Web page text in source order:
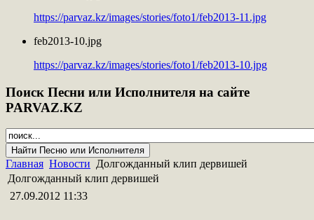
https://parvaz.kz/images/stories/foto1/feb2013-11.jpg
feb2013-10.jpg
https://parvaz.kz/images/stories/foto1/feb2013-10.jpg
Поиск Песни или Исполнителя на сайте
PARVAZ.KZ
Главная Новости Долгожданный клип дервишей
Долгожданный клип дервишей
27.09.2012 11:33